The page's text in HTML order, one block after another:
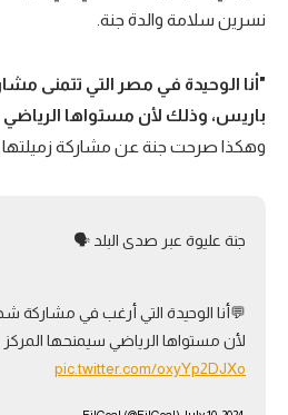
نسرين سلامة والدة جنة.
"أنا الوحيدة في مصر التي تتمنى
باريس، وذلك لأن مستواها الرياضي
وهكذا صرحت جنة عن مشاركة
جنة عليوة عبر صدى البلد 🗣️
💬أنا الوحيدة التي أرغب في مشاركة
لأن مستواها الرياضي سيمنحها المركز
pic.twitter.com/oxyYp2DJXo